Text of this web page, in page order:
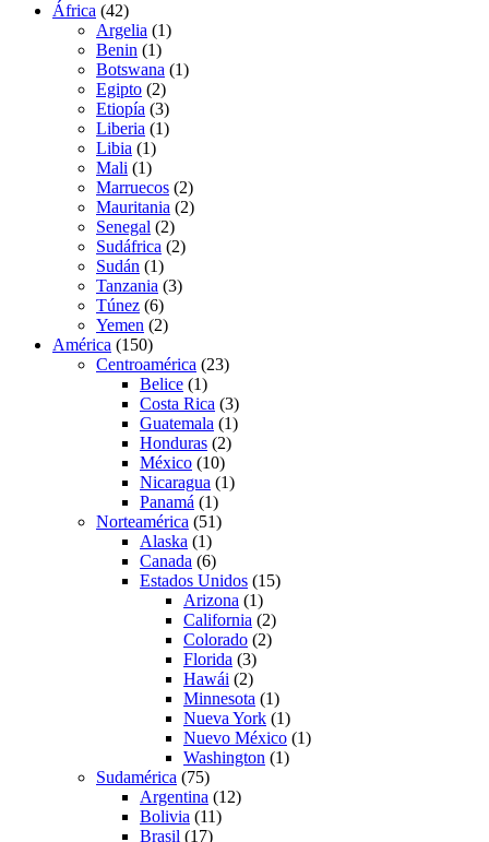
África (42)
Argelia (1)
Benin (1)
Botswana (1)
Egipto (2)
Etiopía (3)
Liberia (1)
Libia (1)
Mali (1)
Marruecos (2)
Mauritania (2)
Senegal (2)
Sudáfrica (2)
Sudán (1)
Tanzania (3)
Túnez (6)
Yemen (2)
América (150)
Centroamérica (23)
Belice (1)
Costa Rica (3)
Guatemala (1)
Honduras (2)
México (10)
Nicaragua (1)
Panamá (1)
Norteamérica (51)
Alaska (1)
Canada (6)
Estados Unidos (15)
Arizona (1)
California (2)
Colorado (2)
Florida (3)
Hawái (2)
Minnesota (1)
Nueva York (1)
Nuevo México (1)
Washington (1)
Sudamérica (75)
Argentina (12)
Bolivia (11)
Brasil (17)